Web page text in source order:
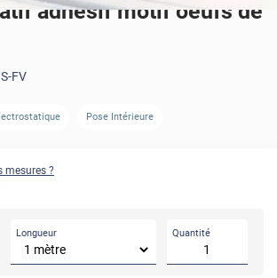
adhésif motif oeufs de
FV
Pose Intérieure
mesures ?
Longueur Quantité